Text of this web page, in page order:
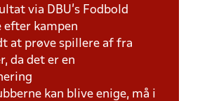
via DBU's Fodbold
efter kampen
at prøve spillere af fra
da det er en
kan blive enige, må i